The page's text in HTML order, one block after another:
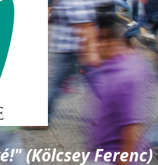
(Kölcsey Ferenc)